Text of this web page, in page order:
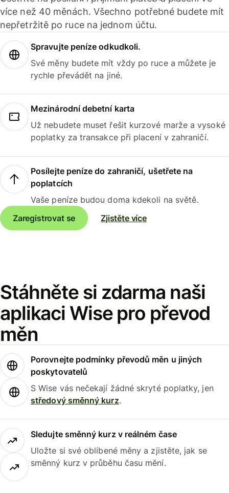
více než 40 měnách. Všechno potřebné budete mít
nepřetržitě po ruce na jednom účtu.
Spravujte peníze odkudkoli.
Své měny budete mít vždy po ruce a můžete je
rychle převádět na jiné.
Mezinárodní debetní karta
Už nebudete muset řešit kurzové marže a vysoké
poplatky za transakce při placení v zahraničí.
Posílejte peníze do zahraničí, ušetřete na
poplatcích
Vaše peníze budou doma kdekoli na světě.
Zaregistrovat se
Zjistěte více
Stáhněte si zdarma naši
aplikaci Wise pro převod
měn
Porovnejte podmínky převodů měn u jiných
poskytovatelů
S Wise vás nečekají žádné skryté poplatky, jen
středový směnný kurz.
Sledujte směnný kurz v reálném čase
Uložte si své oblíbené měny a zjistěte, jak se
směnný kurz v průběhu času mění.